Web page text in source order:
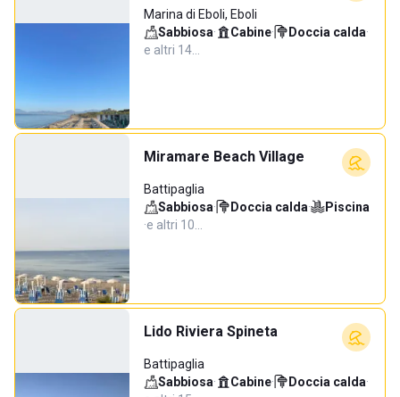
Marina di Eboli, Eboli
Sabbiosa· Cabine· Doccia calda·
e altri 14…
Miramare Beach Village
Battipaglia
Sabbiosa· Doccia calda·
Piscina
·e altri 10…
Lido Riviera Spineta
Battipaglia
Sabbiosa· Cabine· Doccia calda·